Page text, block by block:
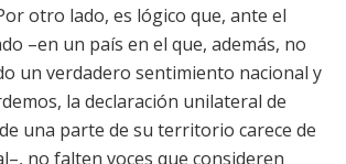
otro lado, es lógico que, ante el
–en un país en el que, además, no
un verdadero sentimiento nacional y
la declaración unilateral de
una parte de su territorio carece de
no falten voces que consideren